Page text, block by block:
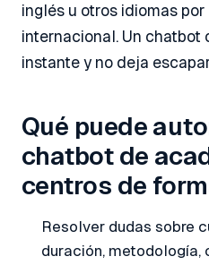
inglés u otros idiomas
internacional. Un chatbot
instante y no deja
Qué puede
chatbot de
centros de
Resolver dudas sobre
duración,